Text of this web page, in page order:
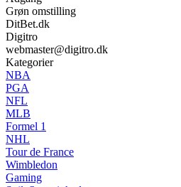
Grøn omstilling
DitBet.dk
Digitro
webmaster@digitro.dk
Kategorier
NBA
PGA
NFL
MLB
Formel 1
NHL
Tour de France
Wimbledon
Gaming